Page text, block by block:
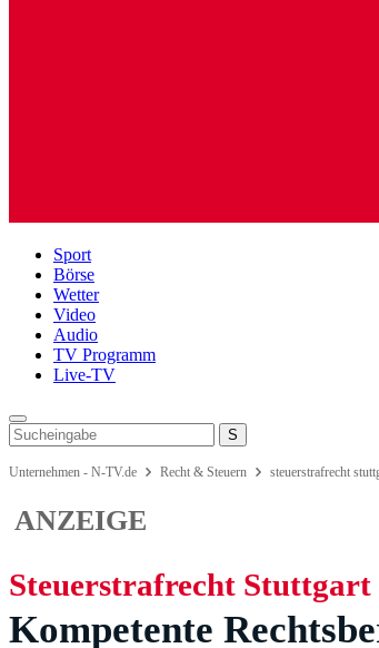
Sport
Börse
Wetter
Video
Audio
TV Programm
Live-TV
Unternehmen - N-TV.de Recht & Steuern steuerstrafrecht
ANZEIGE
Steuerstrafrecht Stuttgart
Kompetente